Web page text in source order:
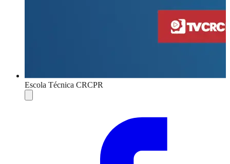
Escola Técnica CRCPR
Compartilhar